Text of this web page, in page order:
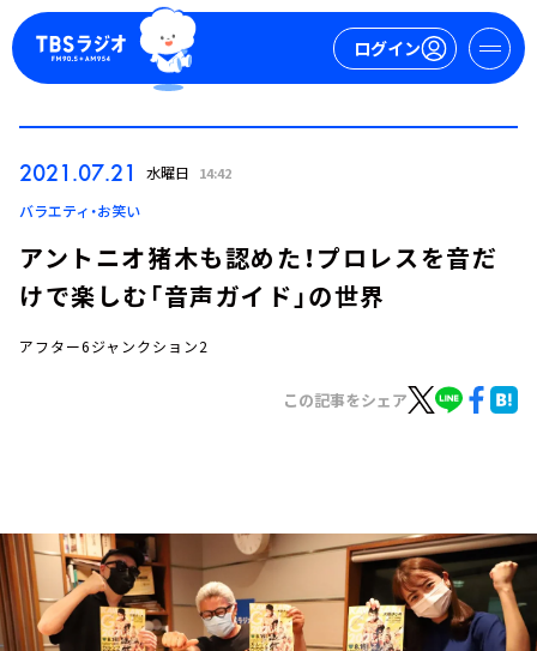
ログイン
ログイン
お知らせ
イベント・グッズ
YouTube
会社情報
2021.07.21 水曜日 14:42
バラエティ・お笑い
アントニオ猪木も認めた！プロレスを音だ
けで楽しむ「音声ガイド」の世界
アフター6ジャンクション2
この記事をシェア